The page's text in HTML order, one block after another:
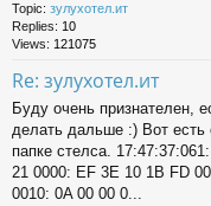
Topic: зулухотел.ит
Replies: 10
Views: 121075
Re: зулухотел.ит
Буду очень признателен,
делать дальше :) Вот есть
папке стелса.
21 0000: EF 3E 10 1B FD
0010: 0A 00 00 0...